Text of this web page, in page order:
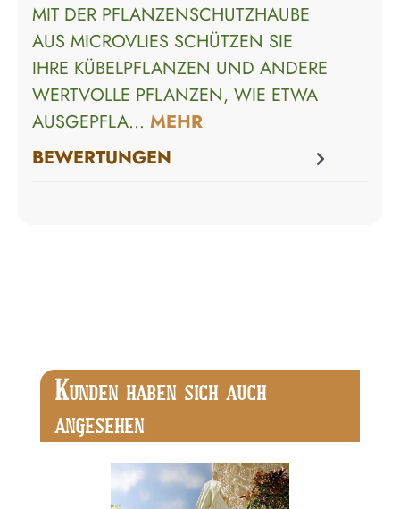
MIT DER PFLANZENSCHUTZHAUBE
AUS MICROVLIES SCHÜTZEN SIE
IHRE KÜBELPFLANZEN UND ANDERE
WERTVOLLE PFLANZEN, WIE ETWA
AUSGEPFLA… MEHR
BEWERTUNGEN
Produktgalerie überspringen
KUNDEN HABEN SICH AUCH
ANGESEHEN